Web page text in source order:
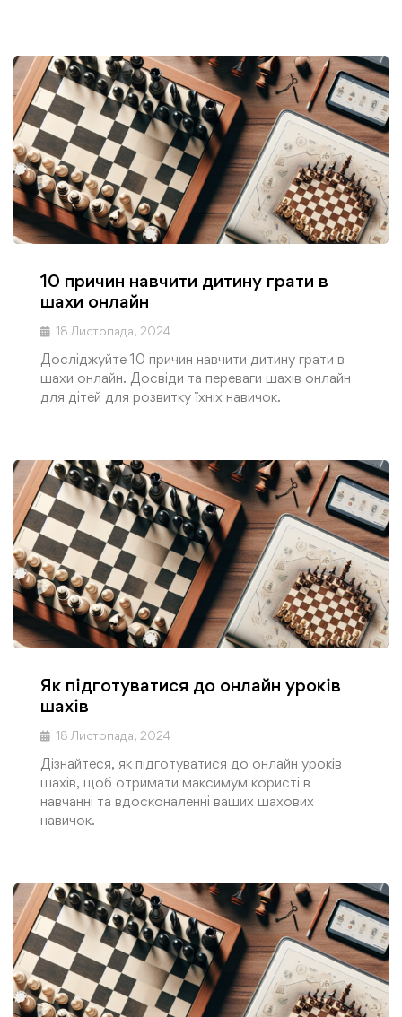
10 причин навчити дитину грати в
шахи онлайн
18 Листопада, 2024
Досліджуйте 10 причин навчити дитину грати в
шахи онлайн. Досвіди та переваги шахів онлайн
для дітей для розвитку їхніх навичок.
Як підготуватися до онлайн уроків
шахів
18 Листопада, 2024
Дізнайтеся, як підготуватися до онлайн уроків
шахів, щоб отримати максимум користі в
навчанні та вдосконаленні ваших шахових
навичок.